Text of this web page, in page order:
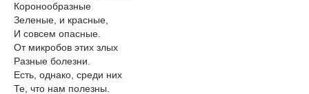
Коронообразные
Зеленые, и красные,
И совсем опасные.
От микробов этих злых
Разные болезни.
Есть, однако, среди них
Те, что нам полезны.